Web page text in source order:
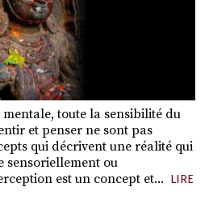
toute la sensibilité du
et penser ne sont pas
qui décrivent une réalité qui
sensoriellement ou
est un concept et... LIRE